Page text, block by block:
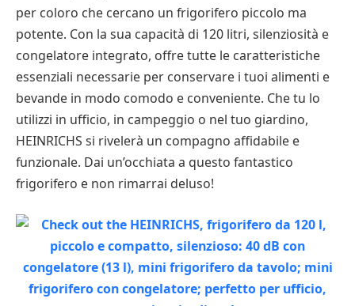
per coloro che cercano un frigorifero piccolo ma
potente. Con la sua capacità di 120 litri, silenziosità e
congelatore integrato, offre tutte le caratteristiche
essenziali necessarie per conservare i tuoi alimenti e
bevande in modo comodo e conveniente. Che tu lo
utilizzi in ufficio, in campeggio o nel tuo giardino,
HEINRICHS si rivelerà un compagno affidabile e
funzionale. Dai un’occhiata a questo fantastico
frigorifero e non rimarrai deluso!